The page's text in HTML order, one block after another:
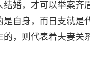
婚，才可以举案齐
自身，而日支就是
，则代表着夫妻关